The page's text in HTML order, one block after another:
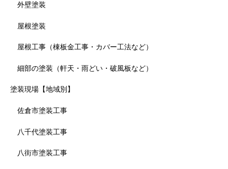
外壁塗装
屋根塗装
屋根工事（棟板金工事・カバー工法など）
細部の塗装（軒天・雨どい・破風板など）
塗装現場【地域別】
佐倉市塗装工事
八千代塗装工事
八街市塗装工事